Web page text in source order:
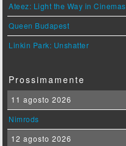
Ateez: Light the Way in Cinemas
Queen Budapest
Linkin Park: Unshatter
Prossimamente
11 agosto 2026
Nimrods
12 agosto 2026